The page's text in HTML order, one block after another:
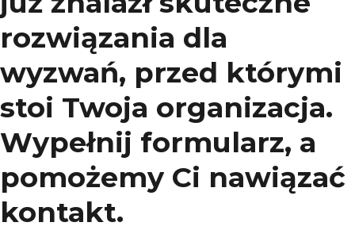
rozwiązania dla
wyzwań, przed którymi
stoi Twoja organizacja.
Wypełnij formularz, a
pomożemy Ci nawiązać
kontakt.